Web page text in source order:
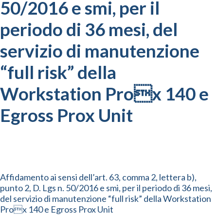
50/2016 e smi, per il
periodo di 36 mesi, del
servizio di manutenzione
“full risk” della
Workstation Prox 140 e
Egross Prox Unit
Affidamento ai sensi dell’art. 63, comma 2, lettera b),
punto 2, D. Lgs n. 50/2016 e smi, per il periodo di 36 mesi,
del servizio di manutenzione “full risk” della Workstation
Prox 140 e Egross Prox Unit